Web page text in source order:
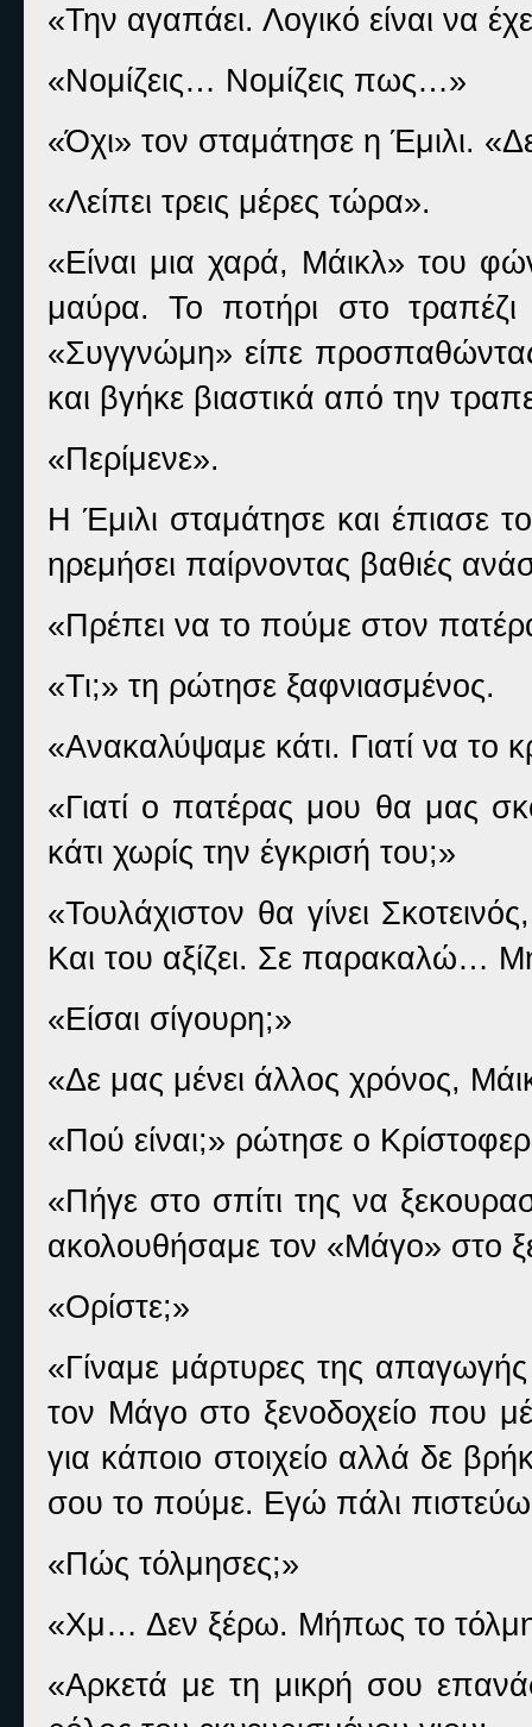
«Την αγαπάει. Λογικό είναι να
«Νομίζεις… Νομίζεις πως…»
«Όχι» τον σταμάτησε η Έμιλι.
«Λείπει τρεις μέρες τώρα».
«Είναι μια χαρά, Μάικλ» του
μαύρα. Το ποτήρι στο
«Συγγνώμη» είπε
και βγήκε βιαστικά από την
«Περίμενε».
Η Έμιλι σταμάτησε και έπιασε
ηρεμήσει παίρνοντας βαθιές
«Πρέπει να το πούμε στον
«Τι;» τη ρώτησε ξαφνιασμένος.
«Ανακαλύψαμε κάτι. Γιατί να το
«Γιατί ο πατέρας μου θα μας
κάτι χωρίς την έγκρισή του;»
«Τουλάχιστον θα γίνει
Και του αξίζει. Σε παρακαλώ…
«Είσαι σίγουρη;»
«Δε μας μένει άλλος χρόνος,
«Πού είναι;» ρώτησε ο
«Πήγε στο σπίτι της να
ακολουθήσαμε τον «Μάγο» στο
«Ορίστε;»
«Γίναμε μάρτυρες της
τον Μάγο στο ξενοδοχείο που
για κάποιο στοιχείο αλλά δε
σου το πούμε. Εγώ πάλι
«Πώς τόλμησες;»
«Χμ… Δεν ξέρω. Μήπως το
«Αρκετά με τη μικρή σου